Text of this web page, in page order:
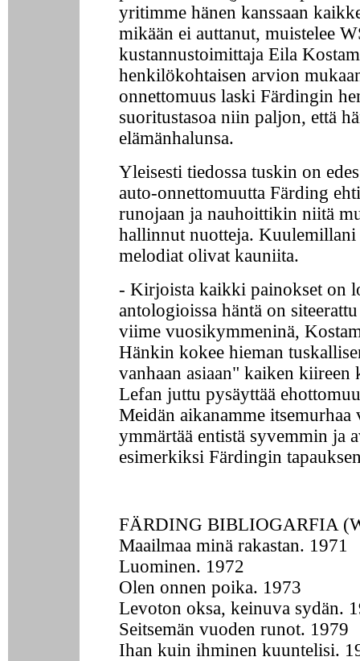
yritimme hänen kanssaan
mikään ei auttanut, muistelee
kustannustoimittaja Eila
henkilökohtaisen arvion
onnettomuus laski Färdingin
suoritustasoa niin paljon, että
elämänhalunsa.
Yleisesti tiedossa tuskin on
auto-onnettomuutta Färding
runojaan ja nauhoittikin niitä
hallinnut nuotteja.
melodiat olivat kauniita.
- Kirjoista kaikki painokset on
antologioissa häntä on
viime vuosikymmeninä,
Hänkin kokee hieman
vanhaan asiaan" kaiken kiireen
Lefan juttu pysäyttää
Meidän aikanamme itsemurhaa
ymmärtää entistä syvemmin ja
esimerkiksi Färdingin
FÄRDING BIBLIOGARFIA
Maailmaa minä rakastan. 1971
Luominen. 1972
Olen onnen poika. 1973
Levoton oksa, keinuva sydän.
Seitsemän vuoden runot. 1979
Ihan kuin ihminen kuuntelisi.